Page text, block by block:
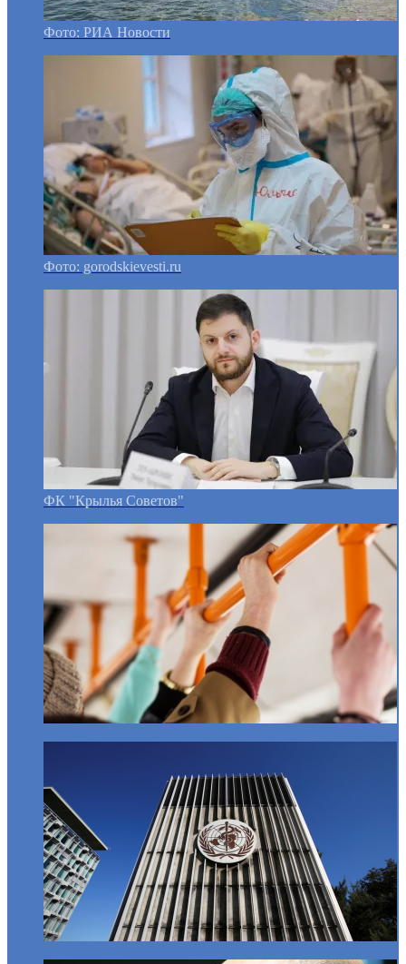
Фото: РИА Новости
Фото: gorodskievesti.ru
ФК "Крылья Советов"